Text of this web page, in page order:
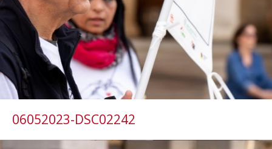
06052023-DSC02242